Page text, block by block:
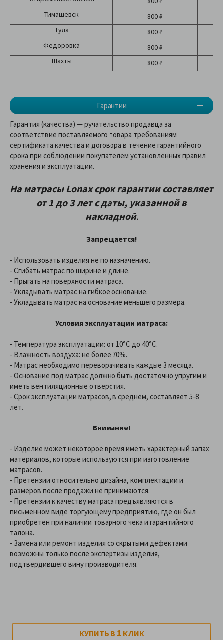
Гарантии
Тимашевск
800 ₽
Тула
800 ₽
Федоровка
800 ₽
Шахты
800 ₽
Гарантия (качества) — ручательство продавца за
соответствие поставляемого товара требованиям
сертификата качества и договора в течение гарантийного
срока при соблюдении покупателем установленных правил
хранения и эксплуатации.
На матрасыLonaxсрок гарантии составляет
от 1 до 3 летс даты, указанной в
накладной.
Запрещается!
- Использовать изделия не по назначению.
- Сгибать матрас по ширине и длине.
- Прыгать на поверхности матраса.
- Укладывать матрас на гибкое основание.
- Укладывать матрас на основание меньшего размера.
Условия эксплуатации матраса:
- Температура эксплуатации: от 10°С до 40°С.
- Влажность воздуха: не более 70%.
- Матрас необходимо переворачивать каждые 3 месяца.
- Основание под матрас должно быть достаточно упругим и
иметь вентиляционные отверстия.
- Срок эксплуатации матрасов, в среднем, составляет 5-8
лет.
Внимание!
- Изделие может некоторое время иметь характерный запах
материалов, которые используются при изготовление
матрасов.
- Претензии относительно дизайна, комплектации и
размеров после продажи не принимаются.
- Претензии к качеству матраса предъявляются в
письменном виде торгующему предприятию, где он был
приобретен при наличии товарного чека и гарантийного
талона.
- Замена или ремонт изделия со скрытыми дефектами
возможны только после экспертизы изделия,
подтвердившего вину производителя.
КУПИТЬ В 1 КЛИК